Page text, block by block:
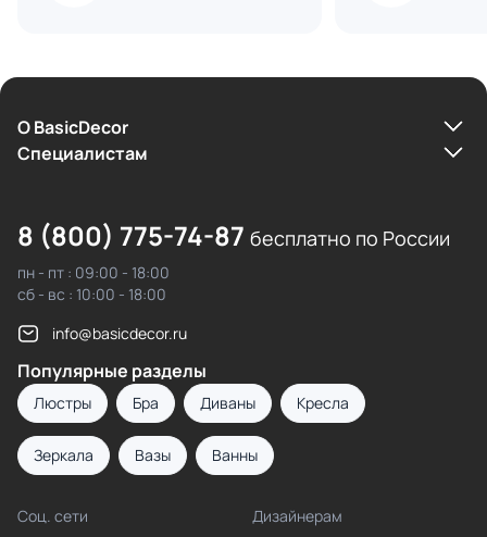
О BasicDecor
Cпециалистам
8 (800) 775-74-87 бесплатно по России
пн - пт : 09:00 - 18:00
сб - вс : 10:00 - 18:00
info@basicdecor.ru
Популярные разделы
Люстры Бра Диваны Кресла
Зеркала Вазы Ванны
Соц. сети Дизайнерам